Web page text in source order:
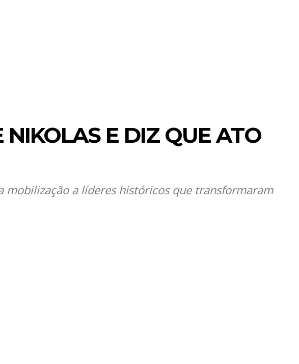
E DIZ QUE ATO
mobilização a líderes históricos que transformaram